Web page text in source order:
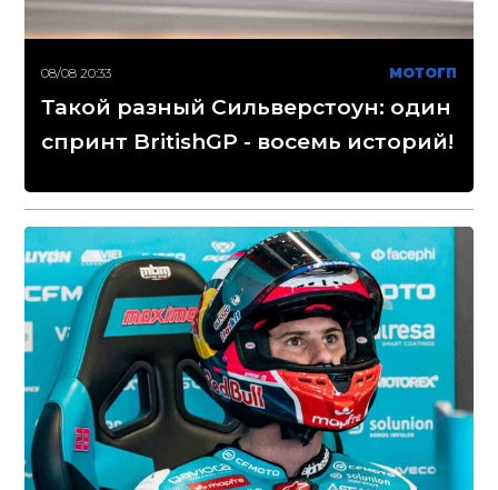
08/08 20:33 МОТОГП
Такой разный Сильверстоун: один
спринт BritishGP - восемь историй!